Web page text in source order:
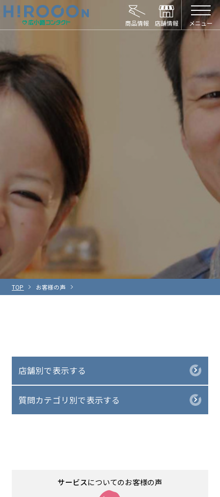
HIROCON｜広小路コンタクト｜【豊橋・浜
メニュー
TOP お客様の声
店舗別で表示する
質問カテゴリ別で表示する
サービスについてのお客様の声